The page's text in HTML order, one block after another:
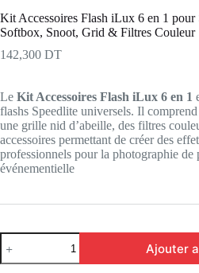
Kit Accessoires Flash iLux 6 en 1 pour
Softbox, Snoot, Grid & Filtres Couleur
142,300 DT
Le Kit Accessoires Flash iLux 6 en 1
flashs Speedlite universels. Il
une grille nid d’abeille, des filtres
accessoires permettant de créer des
professionnels pour la photographie de
événementielle
quantité
de
Kit
Ajouter